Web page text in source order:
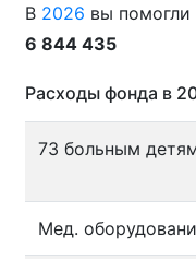
В 2026 вы помогли
6 844 435
Расходы фонда в
73 больным
Мед.